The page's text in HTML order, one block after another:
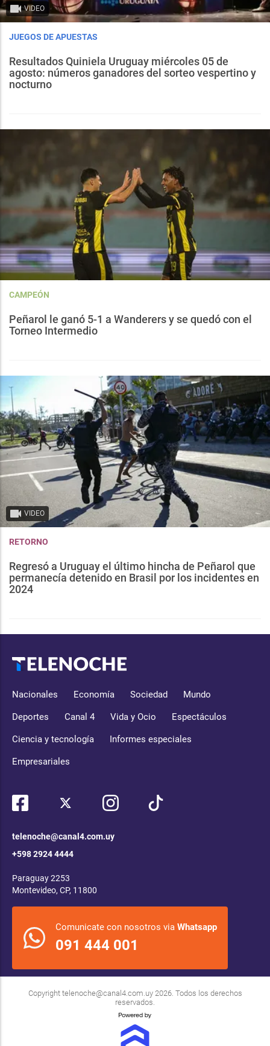
VIDEO
JUEGOS DE APUESTAS
Resultados Quiniela Uruguay miércoles 05 de
agosto: números ganadores del sorteo vespertino y
nocturno
CAMPEÓN
Peñarol le ganó 5-1 a Wanderers y se quedó con el
Torneo Intermedio
VIDEO
RETORNO
Regresó a Uruguay el último hincha de Peñarol que
permanecía detenido en Brasil por los incidentes en
2024
Nacionales Economía Sociedad Mundo
Deportes Canal 4 Vida y Ocio Espectáculos
Ciencia y tecnología Informes especiales
Empresariales
telenoche@canal4.com.uy
+598 2924 4444
Paraguay 2253
Montevideo, CP, 11800
Comunicate con nosotros via Whatsapp
091 444 001
Copyright telenoche@canal4.com.uy2026. Todos los derechos
reservados.